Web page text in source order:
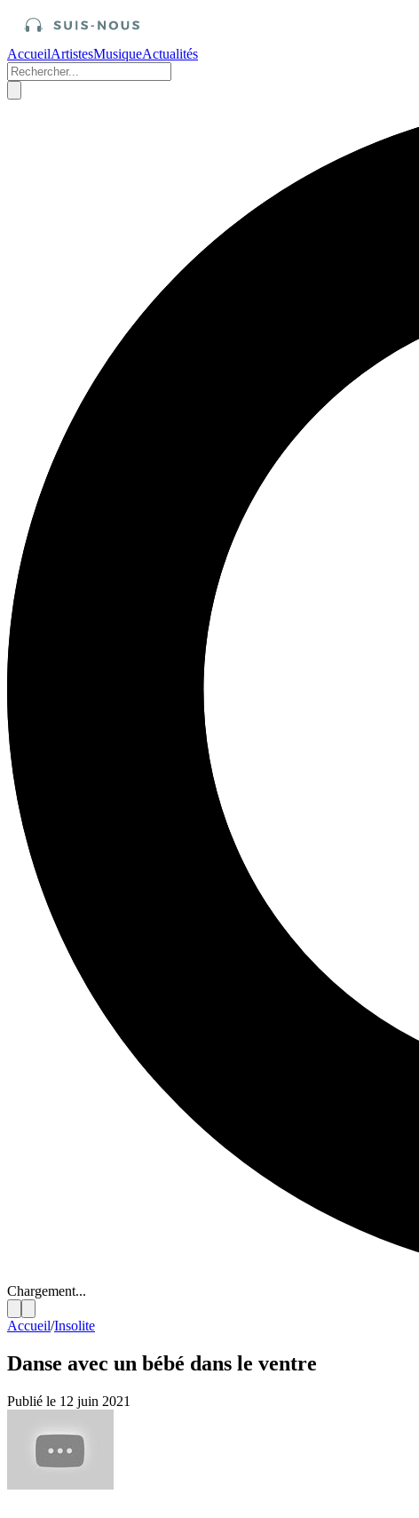
AccueilArtistesMusiqueActualités
Chargement...
Accueil/Insolite
Danse avec un bébé dans le ventre
Publié le 12 juin 2021